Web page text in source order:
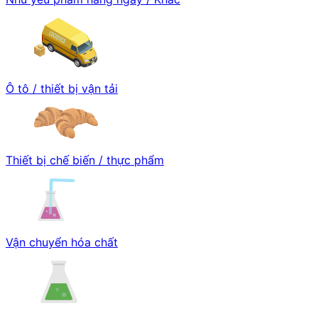
Ô tô / thiết bị vận tải
Thiết bị chế biến / thực phẩm
Vận chuyển hóa chất